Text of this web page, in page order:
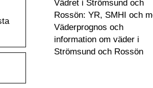
Vädret i Strömsund och
Rossön: YR, SMHI och
Väderprognos och
information om väder i
Strömsund och Rossön